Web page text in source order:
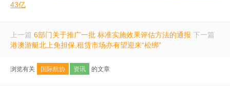
43亿
上一篇 6部门关于推广一批 标准实施效果评估方法的通报 下一篇
港澳游艇北上免担保,租赁市场亦有望迎来“松绑”
浏览有关 国际航协 资讯 的文章